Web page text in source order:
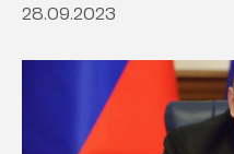
28.09.2023